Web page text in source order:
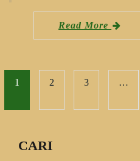
Read More
1 2 3 …
CARI